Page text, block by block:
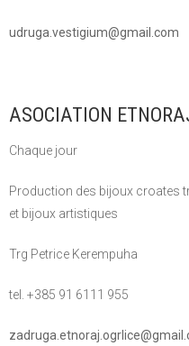
udruga.vestigium@gmail.com
ASOCIATION
Chaque jour
Production des bijoux croates
et bijoux artistiques
Trg Petrice Kerempuha
tel. +385 91 6111 955